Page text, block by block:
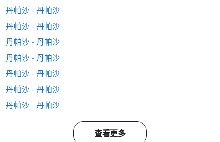
丹帕沙 - 丹帕沙
丹帕沙 - 丹帕沙
丹帕沙 - 丹帕沙
丹帕沙 - 丹帕沙
丹帕沙 - 丹帕沙
丹帕沙 - 丹帕沙
丹帕沙 - 丹帕沙
查看更多